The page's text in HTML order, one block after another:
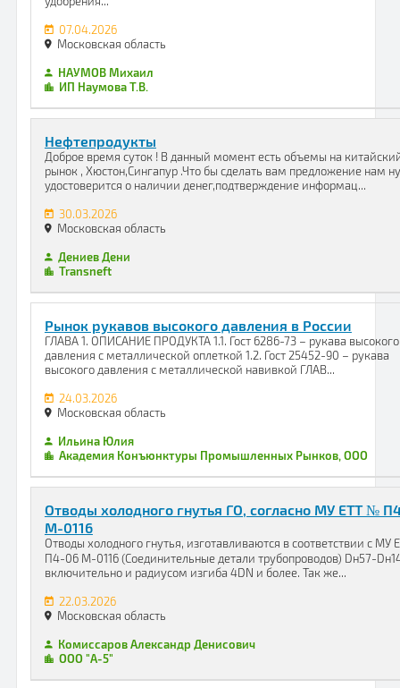
07.04.2026
Московская область
НАУМОВ Михаил
ИП Наумова Т.В.
Нефтепродукты
Доброе время суток ! В данный момент есть объемы на
рынок , Хюстон,Сингапур .Что бы сделать вам предложение нам
удостоверится о наличии денег,подтверждение информац...
30.03.2026
Московская область
Дениев Дени
Transneft
Рынок рукавов высокого давления в России
ГЛАВА 1. ОПИСАНИЕ ПРОДУКТА 1.1. Гост 6286-73 – рукава высокого
давления с металлической оплеткой 1.2. Гост 25452-90 – рукава
высокого давления с металлической навивкой ГЛАВ...
24.03.2026
Московская область
Ильина Юлия
Академия Конъюнктуры Промышленных Рынков, ООО
Отводы холодного гнутья ГО, согласно МУ ЕТТ №
М-0116
Отводы холодного гнутья, изготавливаются в соответствии с МУ
П4-06 М-0116 (Соединительные детали трубопроводов) Dн57-
включительно и радиусом изгиба 4DN и более. Так же...
22.03.2026
Московская область
Комиссаров Александр Денисович
ООО "А-5"